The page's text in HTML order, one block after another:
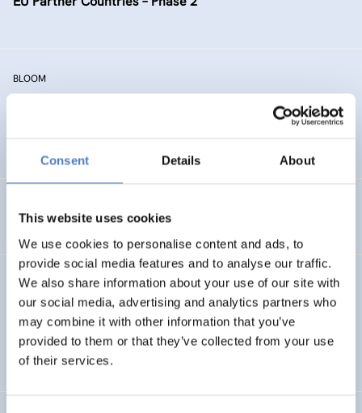
Consent Details About
This website uses cookies
We use cookies to personalise content and ads, to
provide social media features and to analyse our traffic.
We also share information about your use of our site with
our social media, advertising and analytics partners who
may combine it with other information that you’ve
provided to them or that they’ve collected from your use
of their services.
BLOOM
Boosting European citizens knowledge and awareness of
EU-SPI
Pilot Project on the Social Progress Index
ARBEIT & BESCHÄFTIGUNG